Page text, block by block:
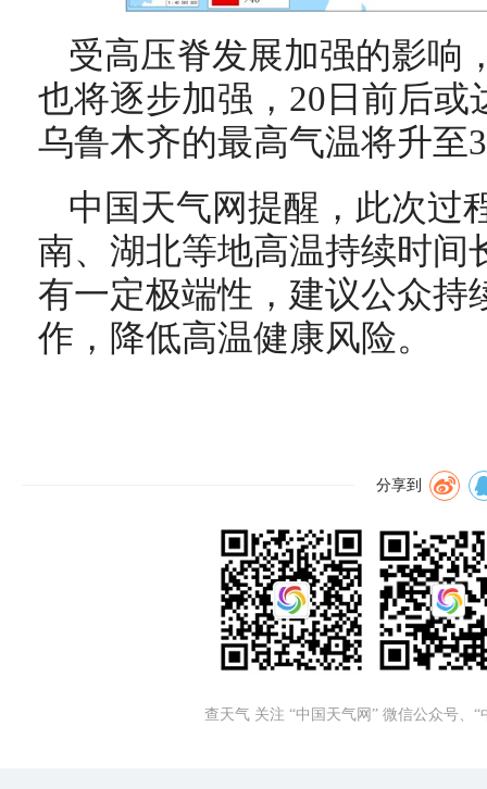
受高压脊发展加强的影响
也将逐步加强，20日前后
乌鲁木齐的最高气温将升至
中国天气网提醒，此次过
南、湖北等地高温持续时间
有一定极端性，建议公众持
作，降低高温健康风险。
分享到
查天气 关注 “中国天气网” 微信公众号、